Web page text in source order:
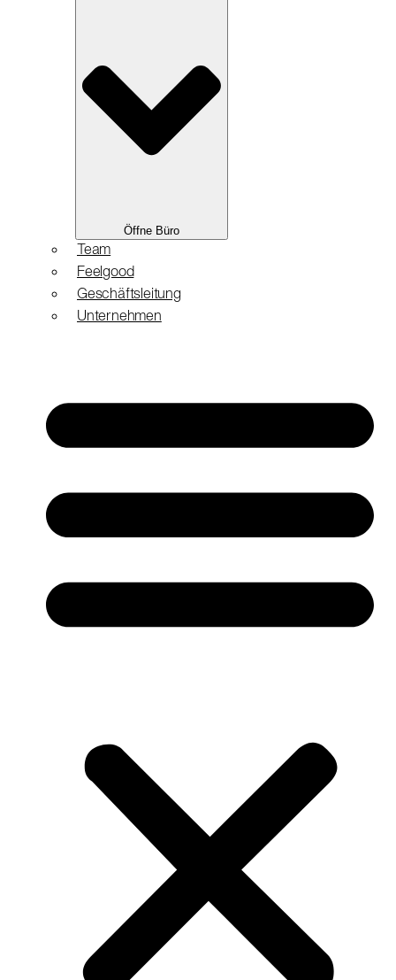
Öffne Büro
Team
Feelgood
Geschäftsleitung
Unternehmen